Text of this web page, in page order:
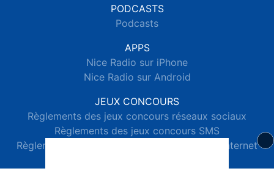
PODCASTS
Podcasts
APPS
Nice Radio sur iPhone
Nice Radio sur Android
JEUX CONCOURS
Règlements des jeux concours réseaux sociaux
Règlements des jeux concours SMS
Règlements des jeux concours téléphone et internet